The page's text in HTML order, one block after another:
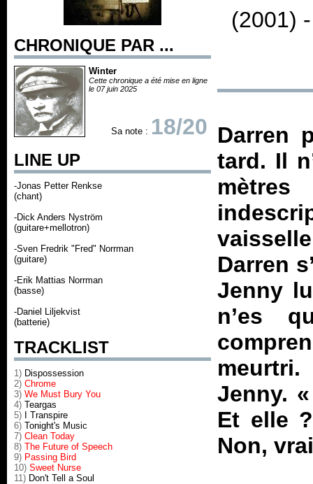
CHRONIQUE PAR ...
Winter
Cette chronique a été mise en ligne
le 07 juin 2025
Sa note : 18/20
LINE UP
-Jonas Petter Renkse
(chant)
-Dick Anders Nyström
(guitare+mellotron)
-Sven Fredrik "Fred" Norrman
(guitare)
-Erik Mattias Norrman
(basse)
-Daniel Liljekvist
(batterie)
TRACKLIST
1) Dispossession
2) Chrome
3) We Must Bury You
4) Teargas
5) I Transpire
6) Tonight's Music
7) Clean Today
8) The Future of Speech
9) Passing Bird
10) Sweet Nurse
11) Don't Tell a Soul
(2001)
Darren
tard. Il
Darren
Jenny
n’es
Jenny.
Et elle
Non,